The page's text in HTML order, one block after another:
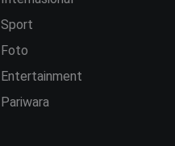
Sport
Foto
Entertainment
Pariwara